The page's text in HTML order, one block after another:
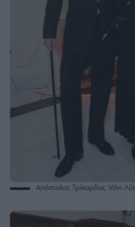
Απόστολος Τρίκαρδος, Ιόλη